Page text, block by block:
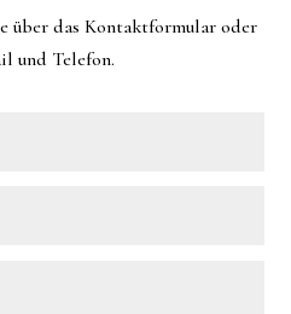
über das Kontaktformular oder
und Telefon.